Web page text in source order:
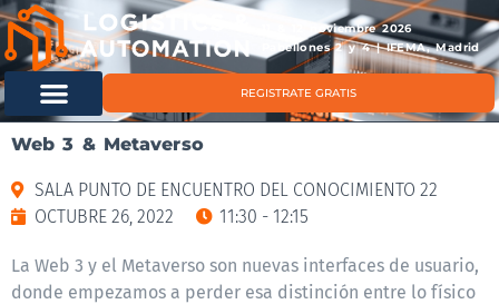
11 & 12 noviembre 2026
Pabellones 2 y 4 | IFEMA, Madrid
REGISTRATE GRATIS
Web 3 & Metaverso
SALA PUNTO DE ENCUENTRO DEL CONOCIMIENTO 22
OCTUBRE 26, 2022
11:30 - 12:15
La Web 3 y el Metaverso son nuevas interfaces de usuario,
donde empezamos a perder esa distinción entre lo físico